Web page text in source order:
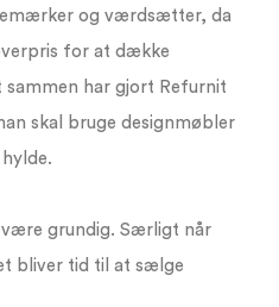
og værdsætter, da
for at dække
har gjort Refurnit
skal bruge designmøbler
være grundig. Særligt når
bliver tid til at sælge